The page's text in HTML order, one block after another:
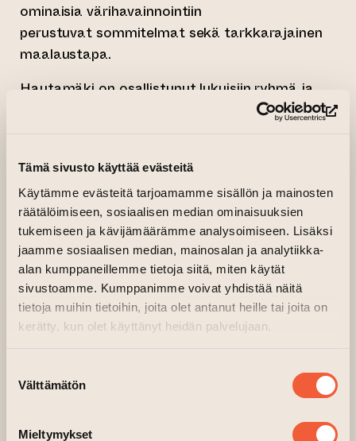
Tämä sivusto käyttää evästeitä
Käytämme evästeitä tarjoamamme sisällön ja mainosten
räätälöimiseen, sosiaalisen median ominaisuuksien
tukemiseen ja kävijämäärämme analysoimiseen. Lisäksi
jaamme sosiaalisen median, mainosalan ja analytiikka-
alan kumppaneillemme tietoja siitä, miten käytät
sivustoamme. Kumppanimme voivat yhdistää näitä
tietoja muihin tietoihin, joita olet antanut heille tai joita on
kerätty, kun olet käyttänyt heidän palvelujaan.
valinta
Välttämätön
Mieltymykset
ominaisia värihavainnointiin
perustuvat sommitelmat sekä tarkkarajainen
maalaustapa.
Hautamäki on osallistunut lukuisiin ryhmä ja
yhteisnäyttelyihin sekä toteuttanut
yksityisnäyttelyt muun muassa Galleria
keskuksessa Hirvitalolla.
Hautamäen maalauksissa erilaisten
kirjainyhdistelmien välittämät merkitykset
luovat teosten välistä vuoropuhelua. Lyhenteet
tuovat esiin yhteiskunnallisia ja ympäristön
tilaan liittyviä huolenaiheita sekä
suuryritysten aiheuttamia globaaleja
luonnonuhkia.
muodostuneita kehotuksia tai merkkejä